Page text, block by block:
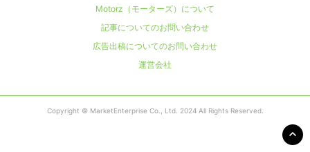
Motorz（モーターズ）について
記事についてのお問い合わせ
広告出稿についてのお問い合わせ
運営会社
Copyright © MarketEnterprise Co., Ltd. 2024 All Rights Reserved.